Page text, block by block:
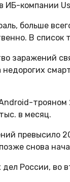
ИБ-компании
больше
В
заражений
в месяц.
превысило
снова
России, во